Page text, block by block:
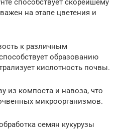
способствует скорейшему
на этапе цветения и
к различным
образованию
кислотность почвы.
из компоста и навоза, что
микроорганизмов.
семян кукурузы